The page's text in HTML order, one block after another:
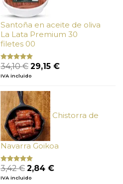
Santoña en aceite de oliva
La Lata Premium 30
filetes 00
Valorado
con
de 5
34,10€ El
precio
era:
34,10 €.
29,15 €El
IVA incluido
Chistorra de
Navarra Goikoa
Valorado
con
de 5
3,42€ El
precio
2,84 €El
IVA incluido